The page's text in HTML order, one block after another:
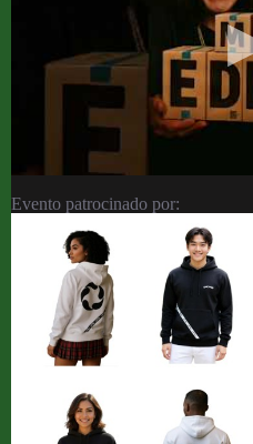
Evento patrocinado por: